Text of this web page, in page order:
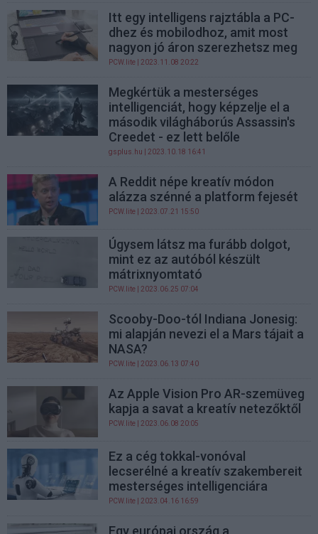
Itt egy intelligens rajztábla a PC-
dhez és mobilodhoz, amit most
nagyon jó áron szerezhetsz meg
PCW.lite | 2023.11.08 20:22
Megkértük a mesterséges
intelligenciát, hogy képzelje el a
második világháborús Assassin's
Creedet - ez lett belőle
gsplus.hu | 2023.10.18 16:41
A Reddit népe kreatív módon
alázza szénné a platform fejesét
PCW.lite | 2023.07.21 15:50
Úgysem látsz ma furább dolgot,
mint ez az autóból készült
mátrixnyomtató
PCW.lite | 2023.06.25 07:04
Scooby-Doo-tól Indiana Jonesig:
mi alapján nevezi el a Mars tájait a
NASA?
PCW.lite | 2023.06.13 07:40
Az Apple Vision Pro AR-szemüveg
kapja a savat a kreatív netezőktől
PCW.lite | 2023.06.08 20:05
Ez a cég tokkal-vonóval
lecserélné a kreatív szakembereit
mesterséges intelligenciára
PCW.lite | 2023.04.16 16:59
Egy európai ország a